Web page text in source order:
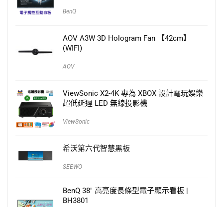
BenQ
AOV A3W 3D Hologram Fan 【42cm】
(WIFI)
AOV
ViewSonic X2-4K 專為 XBOX 設計電玩娛樂
超低延遲 LED 無線投影機
ViewSonic
希沃第六代智慧黑板
SEEWO
BenQ 38″ 高亮度長條型電子顯示看板 |
BH3801